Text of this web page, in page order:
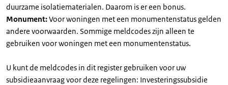
duurzame isolatiematerialen. Daarom is er een bonus.
Monument:Voor woningen met een monumentenstatus gelden
andere voorwaarden. Sommige meldcodes zijn alleen te
gebruiken voor woningen met een monumentenstatus.
U kunt de meldcodes in dit register gebruiken voor uw
subsidieaanvraag voor deze regelingen: Investeringssubsidie